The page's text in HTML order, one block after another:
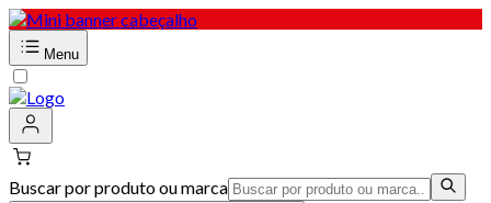
Menu
Buscar por produto ou marca